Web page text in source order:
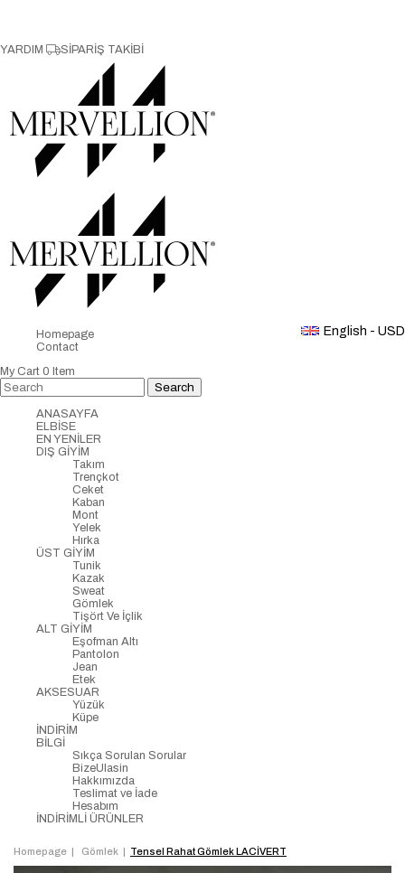
YARDIM SİPARİŞ TAKİBİ
English - USD
Homepage
Contact
My Cart 0 Item
ANASAYFA
ELBİSE
EN YENİLER
DIŞ GİYİM
Takım
Trençkot
Ceket
Kaban
Mont
Yelek
Hırka
ÜST GİYİM
Tunik
Kazak
Sweat
Gömlek
Tişört Ve İçlik
ALT GİYİM
Eşofman Altı
Pantolon
Jean
Etek
AKSESUAR
Yüzük
Küpe
İNDİRİM
BİLGİ
Sıkça Sorulan Sorular
BizeUlasin
Hakkımızda
Teslimat ve İade
Hesabım
İNDİRİMLİ ÜRÜNLER
Homepage Gömlek Tensel Rahat Gömlek LACİVERT